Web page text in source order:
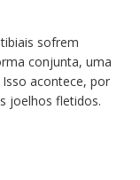
sofrem
conjunta, uma
acontece, por
joelhos fletidos.